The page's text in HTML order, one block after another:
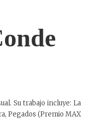
Su trabajo incluye: La
Pegados (Premio MAX